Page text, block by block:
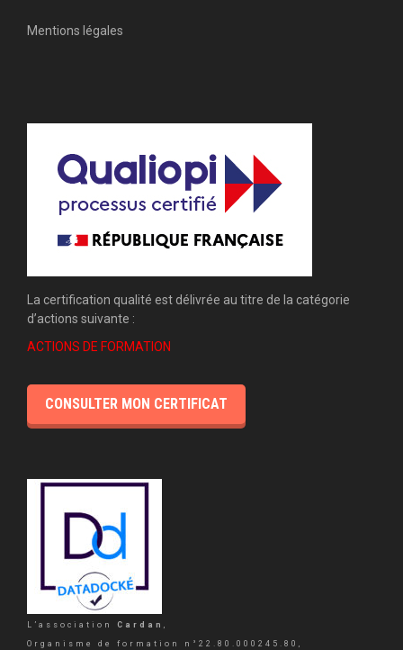
Mentions légales
La certification qualité est délivrée au titre de la catégorie
d’actions suivante :
ACTIONS DE FORMATION
CONSULTER MON CERTIFICAT
L’association Cardan
Organisme de formation n°22.80.000245.80,